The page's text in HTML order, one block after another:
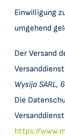
Einwilligung
umgehend
Der Versand
Wysija SARL,
Die
https://